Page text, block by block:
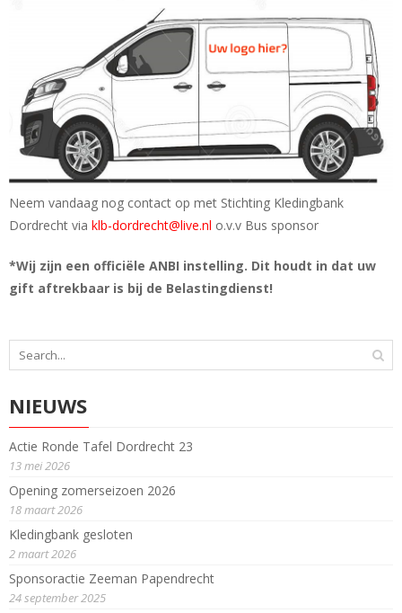
Neem vandaag nog contact op met Stichting Kledingbank
Dordrecht via klb-dordrecht@live.nl o.v.v Bus sponsor
*Wij zijn een officiële ANBI instelling. Dit houdt in dat uw
gift aftrekbaar is bij de Belastingdienst!
NIEUWS
Actie Ronde Tafel Dordrecht 23
13 mei 2026
Opening zomerseizoen 2026
18 maart 2026
Kledingbank gesloten
2 maart 2026
Sponsoractie Zeeman Papendrecht
24 september 2025